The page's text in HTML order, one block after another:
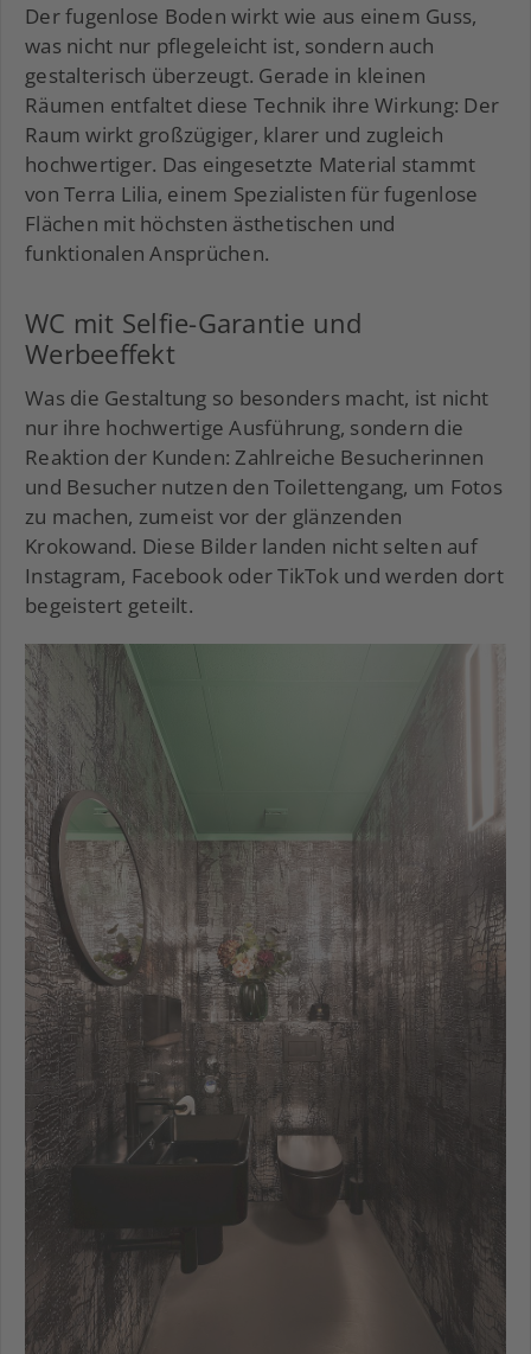
Der fugenlose Boden wirkt wie aus einem Guss,
was nicht nur pflegeleicht ist, sondern auch
gestalterisch überzeugt. Gerade in kleinen
Räumen entfaltet diese Technik ihre Wirkung: Der
Raum wirkt großzügiger, klarer und zugleich
hochwertiger. Das eingesetzte Material stammt
von Terra Lilia, einem Spezialisten für fugenlose
Flächen mit höchsten ästhetischen und
funktionalen Ansprüchen.
WC mit Selfie-Garantie und
Werbeeffekt
Was die Gestaltung so besonders macht, ist nicht
nur ihre hochwertige Ausführung, sondern die
Reaktion der Kunden: Zahlreiche Besucherinnen
und Besucher nutzen den Toilettengang, um Fotos
zu machen, zumeist vor der glänzenden
Krokowand. Diese Bilder landen nicht selten auf
Instagram, Facebook oder TikTok und werden dort
begeistert geteilt.